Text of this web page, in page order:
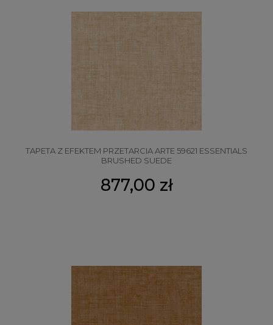
TAPETA Z EFEKTEM PRZETARCIA ARTE 59621 ESSENTIALS
BRUSHED SUEDE
877,00 zł